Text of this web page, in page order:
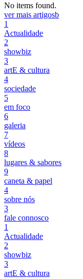
No items found.
ver mais artigosb
1
Actualidade
2
showbiz
3
artE & cultura
4
sociedade
5
em foco
6
galeria
7
vídeos
8
lugares & sabores
9
caneta & papel
4
sobre nós
3
fale connosco
1
Actualidade
2
showbiz
3
artE & cultura